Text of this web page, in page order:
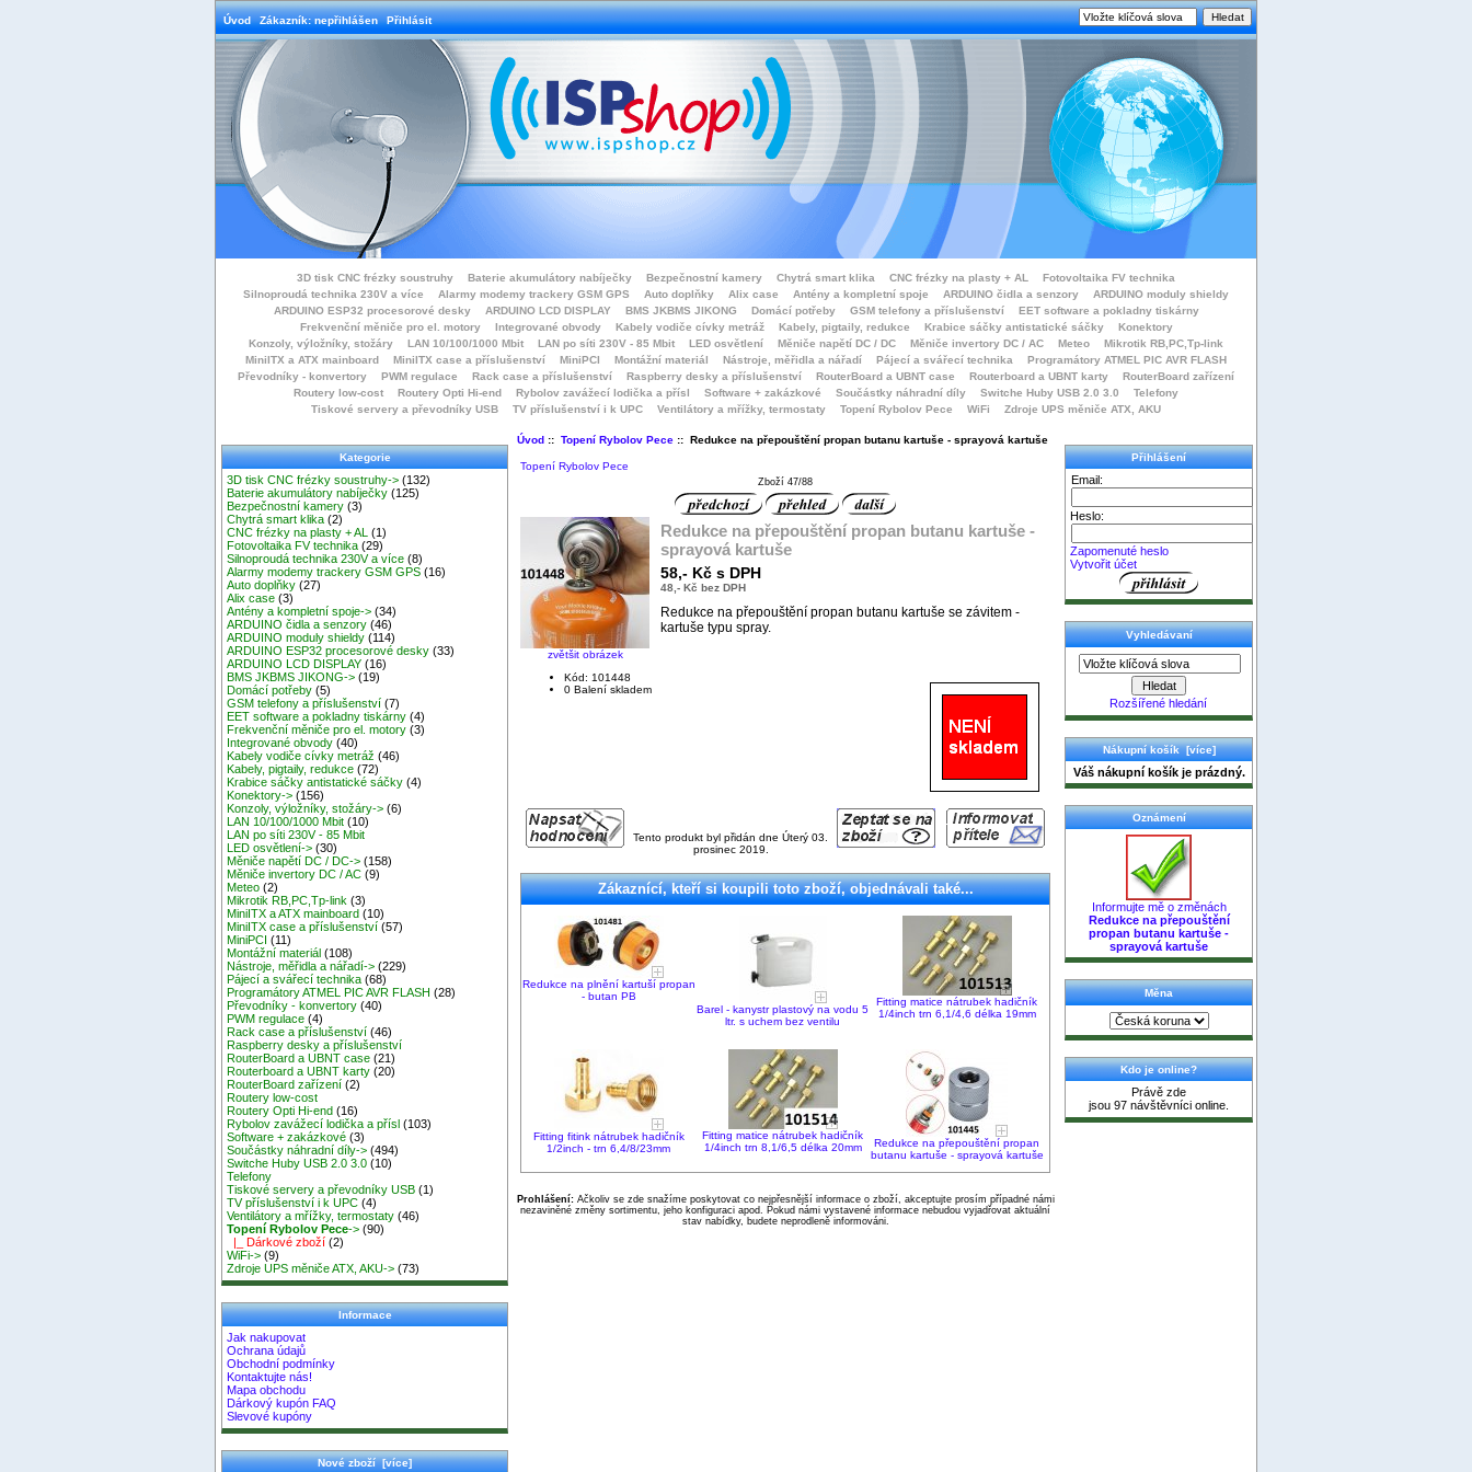
Úvod Zákazník: nepřihlášen Přihlásit
3D tisk CNC frézky soustruhy Baterie akumulátory nabíječky Bezpečnostní kamery Chytrá smart klika CNC frézky na plasty + AL
Fotovoltaika FV technika
Silnoproudá technika 230V a více
Alarmy modemy trackery GSM GPS Auto doplňky Alix case Antény a kompletní spoje ARDUINO čidla a senzory
ARDUINO moduly shieldy
ARDUINO ESP32 procesorové desky
ARDUINO LCD DISPLAY BMS JKBMS JIKONG Domácí potřeby GSM telefony a příslušenství
EET software a pokladny tiskárny
Frekvenční měniče pro el. motory
Integrované obvody Kabely vodiče cívky metráž Kabely, pigtaily, redukce Krabice sáčky antistatické sáčky
Konektory
Konzoly, výložníky, stožáry
LAN 10/100/1000 Mbit LAN po síti 230V - 85 Mbit LED osvětlení Měniče napětí DC / DC Měniče invertory DC / AC Meteo
Mikrotik RB,PC,Tp-link
MiniITX a ATX mainboard
MiniITX case a příslušenství MiniPCI Montážní materiál Nástroje, měřidla a nářadí Pájecí a svářecí technika
Programátory ATMEL PIC AVR FLASH
Převodníky - konvertory
PWM regulace Rack case a příslušenství Raspberry desky a příslušenství RouterBoard a UBNT case Routerboard a UBNT karty
RouterBoard zařízení
Routery low-cost
Routery Opti Hi-end Rybolov zavážecí lodička a přísl Software + zakázkové Součástky náhradní díly Switche Huby USB 2.0 3.0
Telefony
Tiskové servery a převodníky USB
TV příslušenství i k UPC Ventilátory a mřížky, termostaty Topení Rybolov Pece WiFi Zdroje UPS měniče ATX, AKU
Kategorie
3D tisk CNC frézky soustruhy-> (132)
Baterie akumulátory nabíječky (125)
Bezpečnostní kamery (3)
Chytrá smart klika (2)
CNC frézky na plasty + AL
(1)
Fotovoltaika FV technika (29)
Silnoproudá technika 230V a více (8)
Alarmy modemy trackery GSM GPS (16)
Auto doplňky (27)
Alix case (3)
Antény a kompletní spoje-> (34)
ARDUINO čidla a senzory (46)
ARDUINO moduly shieldy (114)
ARDUINO ESP32 procesorové desky (33)
ARDUINO LCD DISPLAY (16)
BMS JKBMS JIKONG-> (19)
Domácí potřeby (5)
GSM telefony a příslušenství (7)
EET software a pokladny tiskárny (4)
Frekvenční měniče pro el. motory (3)
Integrované obvody (40)
Kabely vodiče cívky metráž (46)
Kabely, pigtaily, redukce (72)
Krabice sáčky antistatické sáčky (4)
Konektory-> (156)
Konzoly, výložníky, stožáry-> (6)
LAN 10/100/1000 Mbit (10)
LAN po síti 230V - 85 Mbit
LED osvětlení-> (30)
Měniče napětí DC / DC-> (158)
Měniče invertory DC / AC (9)
Meteo (2)
Mikrotik RB,PC,Tp-link (3)
MiniITX a ATX mainboard (10)
MiniITX case a příslušenství (57)
MiniPCI (11)
Montážní materiál (108)
Nástroje, měřidla a nářadí-> (229)
Pájecí a svářecí technika (68)
Programátory ATMEL PIC AVR FLASH (28)
Převodníky - konvertory (40)
PWM regulace (4)
Rack case a příslušenství (46)
Raspberry desky a příslušenství
RouterBoard a UBNT case (21)
Routerboard a UBNT karty (20)
RouterBoard zařízení (2)
Routery low-cost
Routery Opti Hi-end (16)
Rybolov zavážecí lodička a přísl (103)
Software + zakázkové (3)
Součástky náhradní díly-> (494)
Switche Huby USB 2.0 3.0 (10)
Telefony
Tiskové servery a převodníky USB (1)
TV příslušenství i k UPC (4)
Ventilátory a mřížky, termostaty (46)
Topení Rybolov Pece-> (90)
|_ Dárkové zboží (2)
WiFi-> (9)
Zdroje UPS měniče ATX, AKU-> (73)
Informace
Jak nakupovat
Ochrana údajů
Obchodní podmínky
Kontaktujte nás!
Mapa obchodu
Dárkový kupón FAQ
Slevové kupóny
Nové zboží [více]
Úvod:: Topení Rybolov Pece:: Redukce na přepouštění propan butanu kartuše - sprayová kartuše
Topení Rybolov Pece
Zboží 47/88
zvětšit obrázek
Redukce na přepouštění propan butanu kartuše -
sprayová kartuše
58,- Kč s DPH
48,- Kč bez DPH
Redukce na přepouštění propan butanu kartuše se závitem -
kartuše typu spray.
Kód: 101448
0 Balení skladem
Tento produkt byl přidán dne Úterý 03.
prosinec 2019.
Zákaznící, kteří si koupili toto zboží, objednávali také...
Redukce na plnění kartuší propan
- butan PB
Barel - kanystr plastový na vodu 5
ltr. s uchem bez ventilu
Fitting matice nátrubek hadičník
1/4inch trn 6,1/4,6 délka 19mm
Fitting fitink nátrubek hadičník
1/2inch - trn 6,4/8/23mm
Fitting matice nátrubek hadičník
1/4inch trn 8,1/6,5 délka 20mm
Redukce na přepouštění propan
butanu kartuše - sprayová kartuše
Prohlášení:Ačkoliv se zde snažíme poskytovat co nejpřesnější informace o zboží, akceptujte prosím případné námi
nezaviněné změny sortimentu, jeho konfiguraci apod. Pokud námi vystavené informace nebudou vyjadřovat aktuální
stav nabídky, budete neprodleně informováni.
Přihlášení
Email:
Heslo:
Zapomenuté heslo
Vytvořit účet
Vyhledávaní
Rozšířené hledání
Nákupní košík [více]
Váš nákupní košík je prázdný.
Oznámení
Informujte mě o změnách
Redukce na přepouštění
propan butanu kartuše -
sprayová kartuše
Měna
Kdo je online?
Právě zde
jsou 97 návštěvníci online.